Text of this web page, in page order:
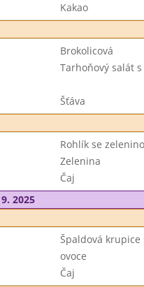
Kakao
Brokolicová
Tarhoňový salát
Šťáva
Rohlík se
Zelenina
Čaj
2025
Špaldová krupice
ovoce
Čaj